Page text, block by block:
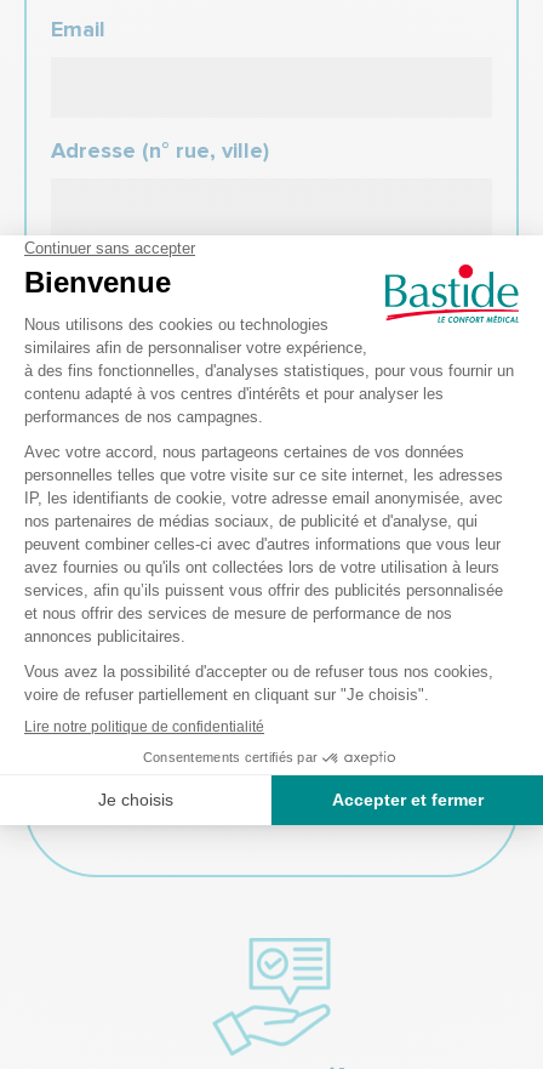
Email
Adresse (n° rue, ville)
Code postal
Votre message :
Les champs marqués d'une*sont obligatoires.
Envoyer ma demande